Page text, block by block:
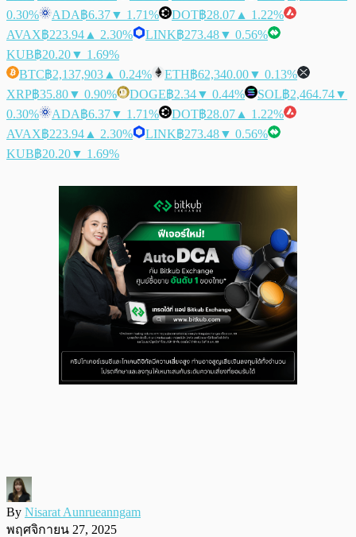
0.30%
ADA฿6.37▼ 1.71% DOT฿28.07 ▲ 1.22%
AVAX฿223.94 ▲ 2.30% LINK฿273.48▼ 0.56%
KUB฿20.20▼ 1.69%
BTC฿2,137,903 ▲ 0.24% ETH฿62,340.00▼ 0.13%
XRP฿35.80▼ 0.90% DOGE฿2.34▼ 0.44% SOL฿2,464.74▼
0.30%
ADA฿6.37▼ 1.71% DOT฿28.07 ▲ 1.22%
AVAX฿223.94 ▲ 2.30% LINK฿273.48▼ 0.56%
KUB฿20.20▼ 1.69%
By Nisarat Aunrueanngam
พฤศจิกายน 27, 2025